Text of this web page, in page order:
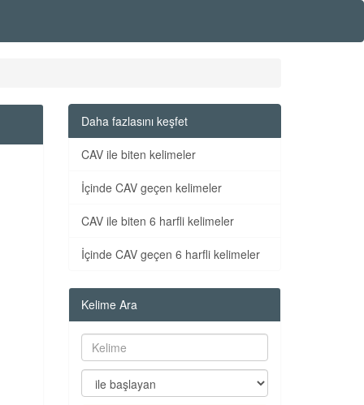
Daha fazlasını keşfet
CAV ile biten kelimeler
İçinde CAV geçen kelimeler
CAV ile biten 6 harfli kelimeler
İçinde CAV geçen 6 harfli kelimeler
Kelime Ara